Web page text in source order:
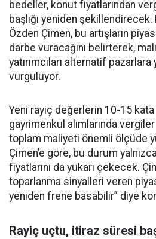
bedeller, konut fiyatlarından
başlığı yeniden şekillendirecek.
Özden Çimen, bu artışların
darbe vuracağını belirterek,
yatırımcıları alternatif
vurguluyor.
Yeni rayiç değerlerin 10-15
gayrimenkul alımlarında
toplam maliyeti önemli ölçüde
Çimen’e göre, bu durum
fiyatlarını da yukarı çekecek.
toparlanma sinyalleri veren
yeniden frene basabilir” diye
Rayiç uçtu, itiraz süresi